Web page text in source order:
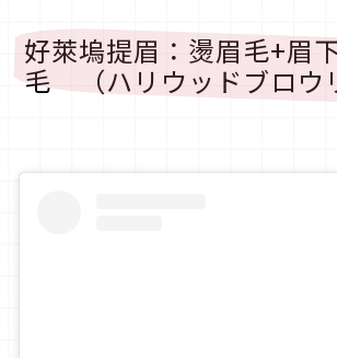
好萊塢提眉：燙眉毛+眉
毛 （ハリウッドブロウ